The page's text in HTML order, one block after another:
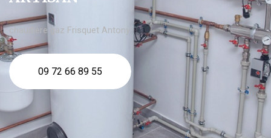
chaudière gaz Frisquet Antony
09 72 66 89 55